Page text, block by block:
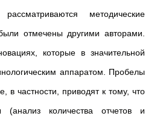
методические
отмечены другими авторами.
которые в значительной
аппаратом. Пробелы
в частности, приводят к тому, что
(анализ количества отчетов и